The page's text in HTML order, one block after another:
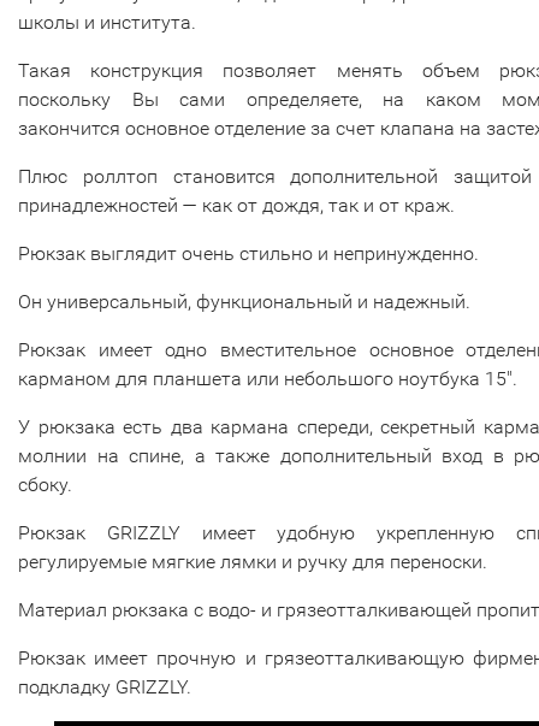
школы и института.
Такая конструкция позволяет менять объем
поскольку Вы сами определяете, на каком
закончится основное отделение за счет клапана на
Плюс роллтоп становится дополнительной
принадлежностей — как от дождя, так и от краж.
Рюкзак выглядит очень стильно и непринужденно.
Он универсальный, функциональный и надежный.
Рюкзак имеет одно вместительное основное
карманом для планшета или небольшого ноутбука 15".
У рюкзака есть два кармана спереди, секретный
молнии на спине, а также дополнительный вход в
сбоку.
Рюкзак GRIZZLY имеет удобную укрепленную
регулируемые мягкие лямки и ручку для переноски.
Материал рюкзака с водо- и грязеотталкивающей
Рюкзак имеет прочную и грязеотталкивающую
подкладку GRIZZLY.